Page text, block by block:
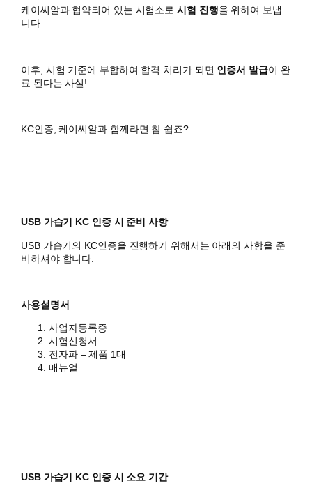
케이씨알과 협약되어 있는 시험소로시험 진행을 위하여 보냅
니다.
이후, 시험 기준에 부합하여 합격 처리가 되면 인증서 발급이 완
료 된다는 사실!
KC인증, 케이씨알과 함께라면 참 쉽죠?
USB 가습기 KC 인증 시 준비 사항
USB 가습기의 KC인증을 진행하기 위해서는 아래의 사항을 준
비하셔야 합니다.
사용설명서
사업자등록증
시험신청서
전자파 – 제품 1대
매뉴얼
USB 가습기 KC 인증 시 소요 기간